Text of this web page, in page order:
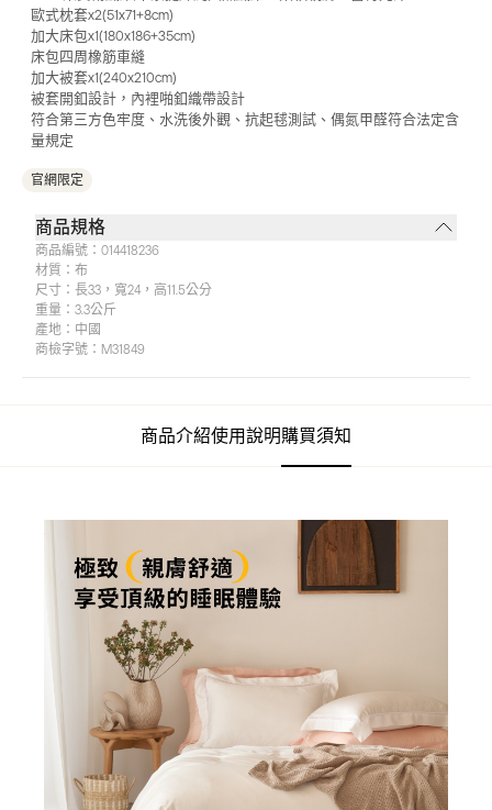
歐式枕套x2(51x71+8cm)
加大床包x1(180x186+35cm)
床包四周橡筋車縫
加大被套x1(240x210cm)
被套開釦設計，內裡啪釦織帶設計
符合第三方色牢度、水洗後外觀、抗起毬測試、偶氮甲醛符合法定含
量規定
官網限定
商品規格
商品編號： 014418236
材質： 布
尺寸： 長33，寬24，高11.5公分
重量： 3.3公斤
產地： 中國
商檢字號： M31849
商品介紹使用說明購買須知